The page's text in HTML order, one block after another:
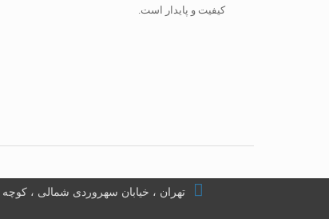
کیفیت و پایدار است.
تهران ، خیابان سهروردی شمالی ، کوچه فیروزه ،